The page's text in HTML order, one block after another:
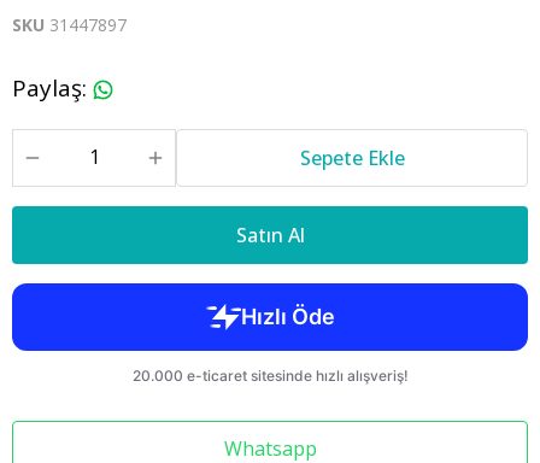
SKU 31447897
Paylaş:
Sepete Ekle
Satın Al
Whatsapp